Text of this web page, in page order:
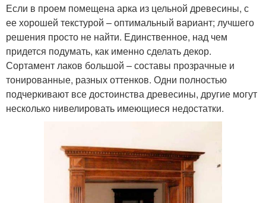
Если в проем помещена арка из цельной древесины, с
ее хорошей текстурой – оптимальный вариант; лучшего
решения просто не найти. Единственное, над чем
придется подумать, как именно сделать декор.
Сортамент лаков большой – составы прозрачные и
тонированные, разных оттенков. Одни полностью
подчеркивают все достоинства древесины, другие могут
несколько нивелировать имеющиеся недостатки.